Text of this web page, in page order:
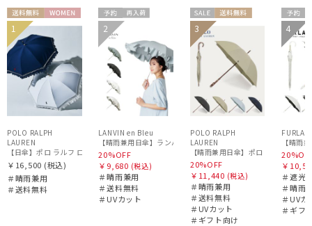
送料無
料
WOME
N
1
POLO RALPH
LAUREN
￥16,500 (税込)
＃晴雨兼用
＃送料無料
予約 再入
荷
セー
ル
料
WOME
2
LANVIN en Bleu
20%OFF
￥9,680 (税込)
＃晴雨兼用
＃送料無料
＃UVカット
セー
ル
送料無
料
ギフト
向け
WOME
N
3
POLO RALPH
LAUREN
【晴雨兼用日傘】ポロ ラルフ ロ
20%OFF
￥11,440 (税込)
＃晴雨兼用
＃送料無料
＃UVカット
＃ギフト向け
予約
ギフト
向け
N
4
FURLA
【晴雨
￥
＃遮光
＃晴雨
＃UVカ
＃ギフ